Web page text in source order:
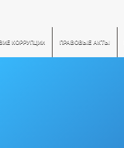
КОРРУПЦИИ ПРАВОВЫЕ АКТЫ